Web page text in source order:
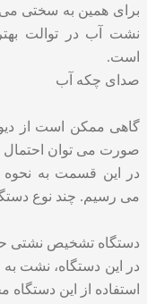
برای همین به سختی می
نشت آب در توالت
است.
صدای چکه آب
گاهی ممکن است از
صورت می توان احتمال
در این قسمت به نحوه
می رسیم. چند نوع
دستگاه تشخیص نشتی
در این دستگاه، نشت
استفاده از این